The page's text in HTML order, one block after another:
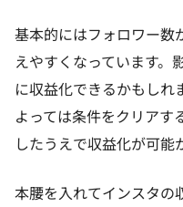
基本的にはフォロワー数
えやすくなっています。
に収益化できるかもしれ
よっては条件をクリアす
したうえで収益化が可能
本腰を入れてインスタの